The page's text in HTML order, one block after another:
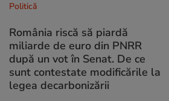
Politică
România riscă să piardă
miliarde de euro din PNRR
după un vot în Senat. De ce
sunt contestate modificările la
legea decarbonizării